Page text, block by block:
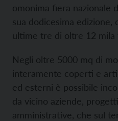
omonima fiera nazionale
sua dodicesima edizione,
ultime tre di oltre 12 mila
Negli oltre 5000 mq di
interamente coperti e
ed esterni è possibile
da vicino aziende,
amministrative, che sul